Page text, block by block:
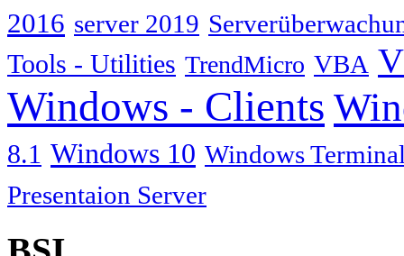
2016 server 2019
Tools - Utilities TrendMicro VBA
Windows - Clients
8.1 Windows 10 Windows
Presentaion Server